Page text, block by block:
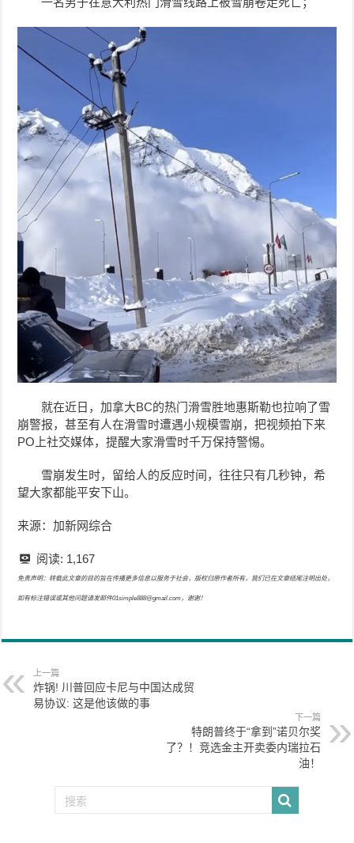
就在近日，加拿大BC的热门滑雪胜地惠斯勒也拉响了雪
崩警报，甚至有人在滑雪时遭遇小规模雪崩，把视频拍下来
PO上社交媒体，提醒大家滑雪时千万保持警惕。
雪崩发生时，留给人的反应时间，往往只有几秒钟，希
望大家都能平安下山。
来源：加新网综合
阅读: 1,167
免责声明：转载此文章的目的旨在传播更多信息以服务于社会，版权归原作者所有，我们已在文章结尾注明出处，
如有标注错误或其他问题请发邮件01simple888@gmail.com，谢谢！
上一篇
炸锅! 川普回应卡尼与中国达成贸
易协议: 这是他该做的事
下一篇
特朗普终于“拿到”诺贝尔奖
了？！竞选金主开卖委内瑞拉石
油！